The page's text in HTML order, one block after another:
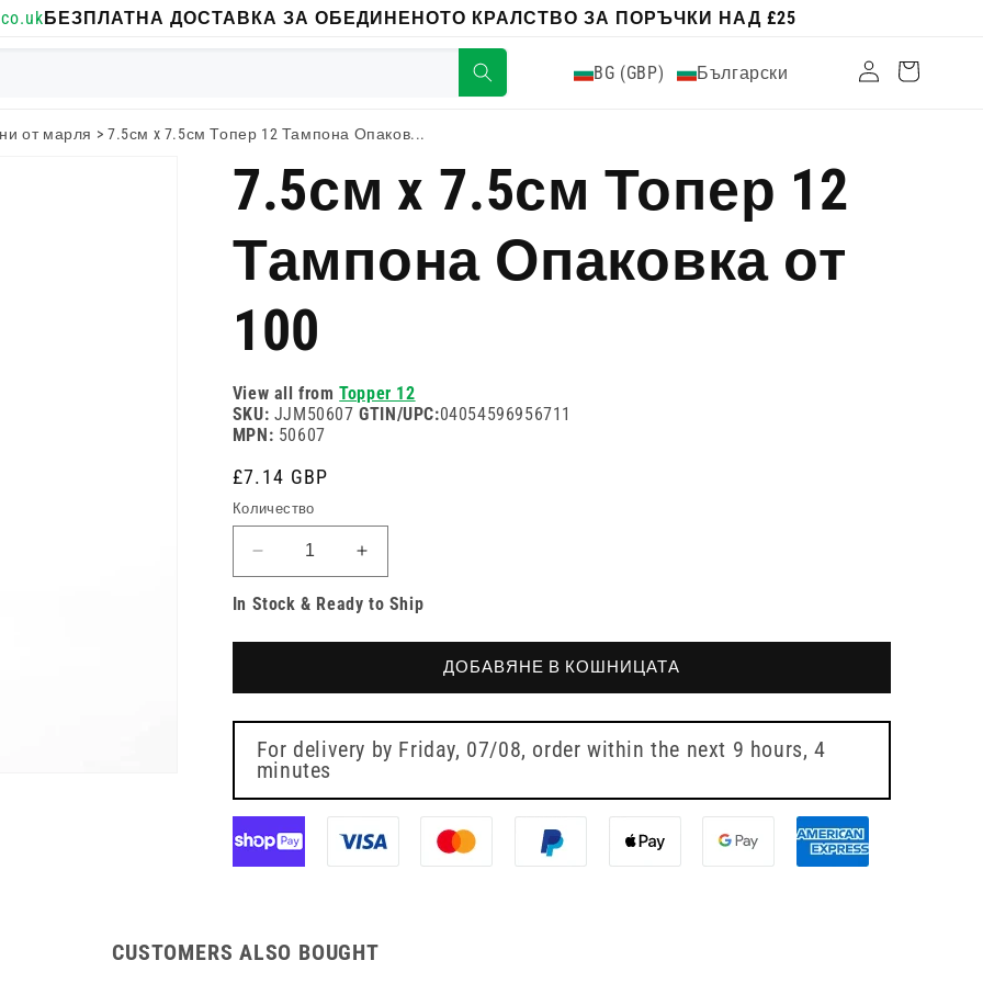
БЕЗПЛАТНА ДОСТАВКА ЗА ОБЕДИНЕНОТО КРАЛСТВО ЗА ПОРЪЧКИ НАД £25
BG (GBP) Български ВлизамКоличка
от марля > 7.5см x 7.5см Топер 12 Тампона Опаков...
7.5см x 7.5см Топер 12
Тампона Опаковка от
100
View all fromTopper 12
SKU: JJM50607GTIN/UPC:04054596956711
MPN: 50607
Редовна
цена
£7.14 GBP
Количество
Намаляване
на
количеството
7.5см
Топер
12
Тампона
от
100
Увеличете
количеството
за
Топер
12
Тампона
Опаковка
100
In Stock & Ready to Ship
ДОБАВЯНЕ В КОШНИЦАТА
For delivery by Friday, 07/08, order within the next 9 hours, 4
minutes
CUSTOMERS ALSO BOUGHT